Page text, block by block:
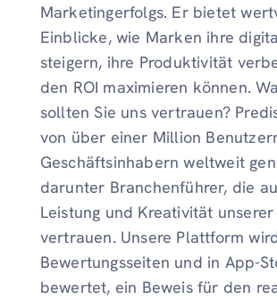
Marketingerfolgs. Er bietet
Einblicke, wie Marken ihre
steigern, ihre Produktivität
den ROI maximieren können.
sollten Sie uns vertrauen?
von über einer Million
Geschäftsinhabern weltweit
darunter Branchenführer, die
Leistung und Kreativität unserer
vertrauen. Unsere Plattform
Bewertungsseiten und in App-
bewertet, ein Beweis für den